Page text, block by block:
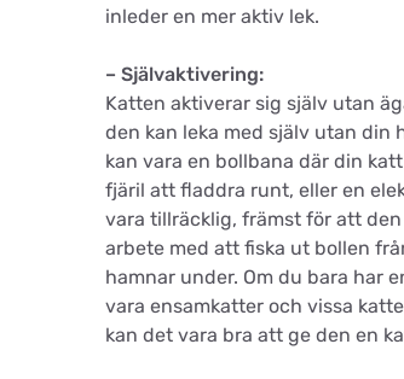
inleder en mer aktiv lek.
– Självaktivering:
Katten aktiverar sig själv utan
den kan leka med själv utan din
kan vara en bollbana där din
fjäril att fladdra runt, eller en
vara tillräcklig, främst för att
arbete med att fiska ut bollen
hamnar under. Om du bara har
vara ensamkatter och vissa
kan det vara bra att ge den en